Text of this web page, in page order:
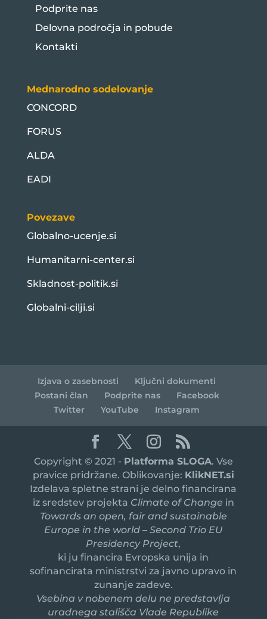
Podprite nas
Delovna področja in pobude
Kontakti
Mednarodno sodelovanje
CONCORD
FORUS
ALDA
EADI
Povezave
Globalno-ucenje.si
Humanitarni-center.si
Skladnost-politik.si
Globalni-cilji.si
Izjava o zasebnosti
Ključni dokumenti
Postani član
Podprite nas
Facebook
Twitter
YouTube Instagram
Copyright © 2021 - Platforma SLOGA. Vse
pravice pridržane. Oblikovanje: KlikNET.si
Izdelava spletne strani je delno financirana
iz sredstev projekta Climate of Change in
Towards an open, fair and sustainable
Europe in the world – Second Trio EU
Presidency Project,
ki ju financira Evropska unija in
sofinancirata ministrstvi za javno upravo in
zunanje zadeve.
Vsebina v nobenem delu ne predstavlja
uradnega stališča Vlade Republike